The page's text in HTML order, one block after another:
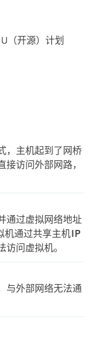
（开源）计划
，主机起到了网桥
访问外部网路，
通过虚拟网络地址
机通过共享主机IP
问虚拟机。
与外部网络无法通